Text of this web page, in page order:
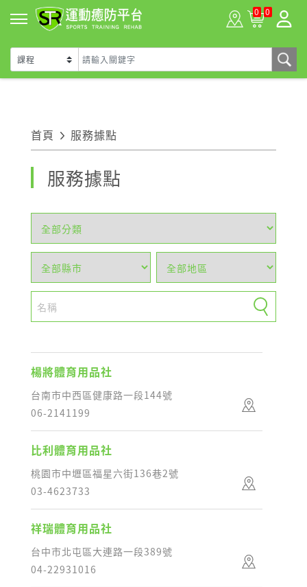
0 0
首頁 服務據點
服務據點
楊將體育用品社
台南市中西區健康路一段144號
06-2141199
比利體育用品社
桃園市中壢區福星六街136巷2號
03-4623733
祥瑞體育用品社
台中市北屯區大連路一段389號
04-22931016